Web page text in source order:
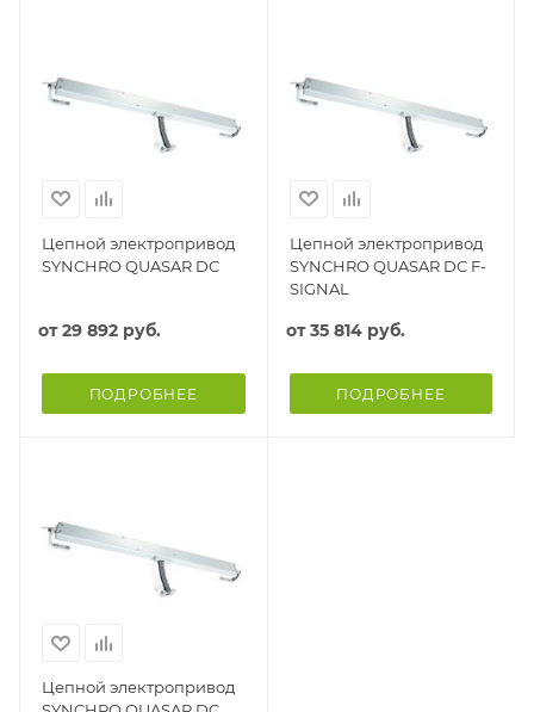
Цепной электропривод
SYNCHRO QUASAR DC
от29 892 руб.
ПОДРОБНЕЕ
Цепной электропривод
SYNCHRO QUASAR DC F-
SIGNAL
от35 814 руб.
ПОДРОБНЕЕ
Цепной электропривод